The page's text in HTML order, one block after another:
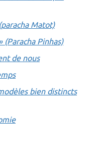
Matot)
(Paracha Pinhas)
de nous
bien distincts